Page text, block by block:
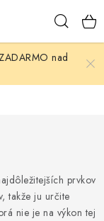
nad
prvkov
takže ju určite
nie je na výkon tej